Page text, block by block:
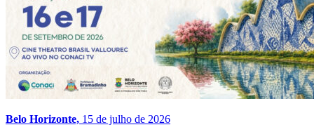
Belo Horizonte, 15 de julho de 2026